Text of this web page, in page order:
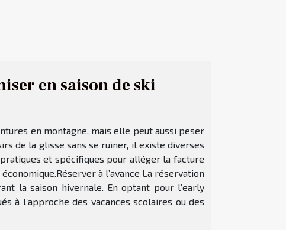
en saison de ski
en montagne, mais elle peut aussi peser
de la glisse sans se ruiner, il existe diverses
et spécifiques pour alléger la facture
à l’avance La réservation
la saison hivernale. En optant pour l’early
à l’approche des vacances scolaires ou des